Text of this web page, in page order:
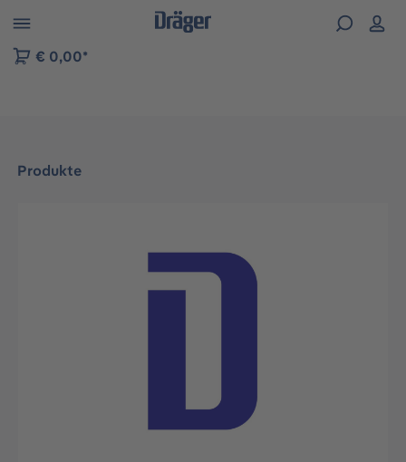
der B2B-Plattform springen
€ 0,00*
Produkte
Bildergalerie überspringen